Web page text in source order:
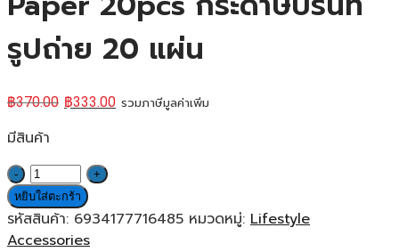
รูปถ่าย 20 แผ่น
฿370.00 ฿333.00 รวมภาษีมูลค่าเพิ่ม
มีสินค้า
จำนวน
Xiaomi
Mi
Photo
หยิบใส่ตะกร้า
รหัสสินค้า: 6934177716485 หมวดหมู่: Lifestyle
Accessories